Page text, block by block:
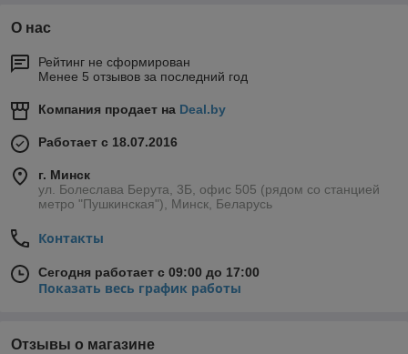
О нас
Рейтинг не сформирован
Менее 5 отзывов за последний год
Компания продает на Deal.by
Работает с 18.07.2016
г. Минск
ул. Болеслава Берута, 3Б, офис 505 (рядом со станцией
метро "Пушкинская"), Минск, Беларусь
Контакты
Сегодня работает с 09:00 до 17:00
Показать весь график работы
Отзывы о магазине